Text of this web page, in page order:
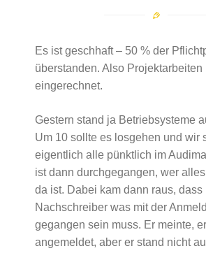
Es ist geschhaft – 50 % der
überstanden. Also Projektarbeiten
eingerechnet.
Gestern stand ja Betriebsysteme
Um 10 sollte es losgehen und wir
eigentlich alle pünktlich im
ist dann durchgegangen, wer
da ist. Dabei kam dann raus, dass
Nachschreiber was mit der
gegangen sein muss. Er meinte,
angemeldet, aber er stand nicht